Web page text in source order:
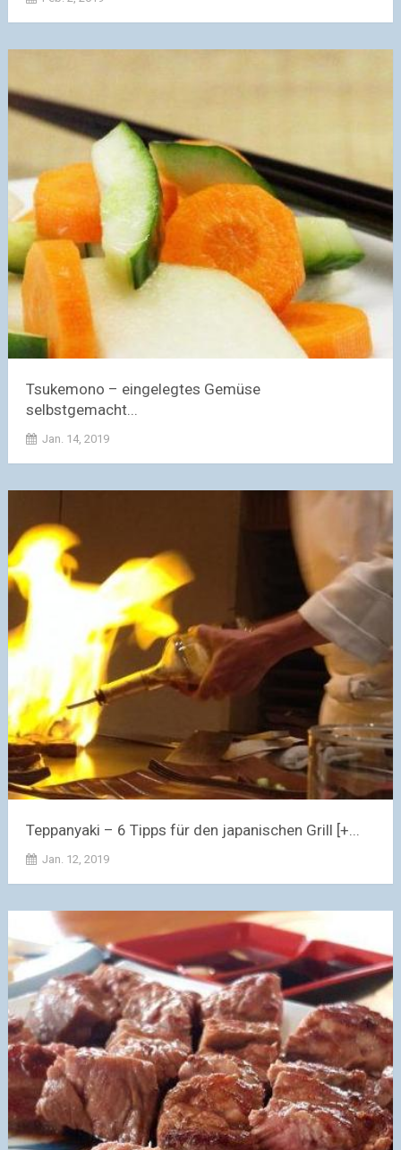
Tsukemono – eingelegtes Gemüse
selbstgemacht...
Jan. 14, 2019
Teppanyaki – 6 Tipps für den japanischen Grill [+...
Jan. 12, 2019